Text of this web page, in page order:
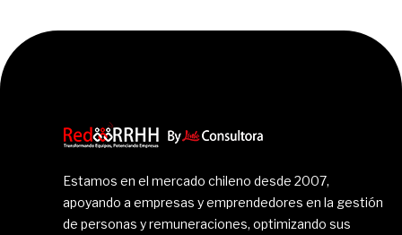
Estamos en el mercado chileno desde 2007,
apoyando a empresas y emprendedores en la gestión
de personas y remuneraciones, optimizando sus